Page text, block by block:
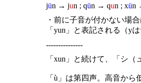
jün → jun ; qün → qun ; xün
・前に子音が付かない場
「yun」と表記される（y
---------------
「xun」と続けて、「シ（
「ù」は第四声。高音から